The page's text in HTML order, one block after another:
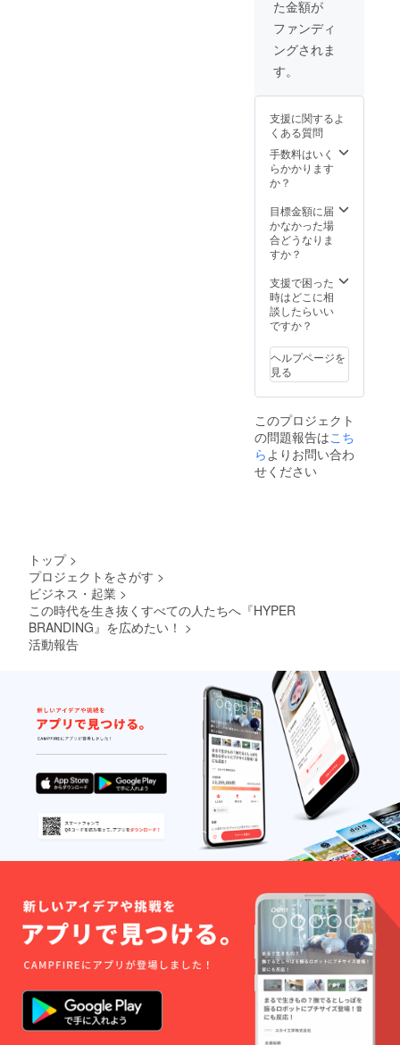
ネーム
での参
加もで
きま
間は
12月か
ら1年間
です。
企業名
を
HYPER
PROFIL
きま
https://
www.hy
per-
brandin
g.com/
R
COMPA
NY実施
企業の
できま
す。 ※
掲載内
容は
にて打
合せさ
せてい
ただき
※ネット
ワーク
販売や
企業イ
メージ
いた場
合にお
いても
返金は
いたし
かねま
す。
※HPの
掲載期
間は
2021年
12月か
ら1年間
です。
た金額が
ファンディ
ングされま
す。
支援に関するよ
くある質問
手数料はいく
らかかります
か？
目標金額に届
かなかった場
合どうなりま
すか？
支援で困った
時はどこに相
談したらいい
ですか？
ヘルプページを
見る
このプロジェクト
の問題報告はこち
ら よりお問い合わ
せください
トップ >
プロジェクトをさがす >
ビジネス・起業 >
この時代を生き抜くすべての人たちへ『HYPER
BRANDING』を広めたい！ >
活動報告